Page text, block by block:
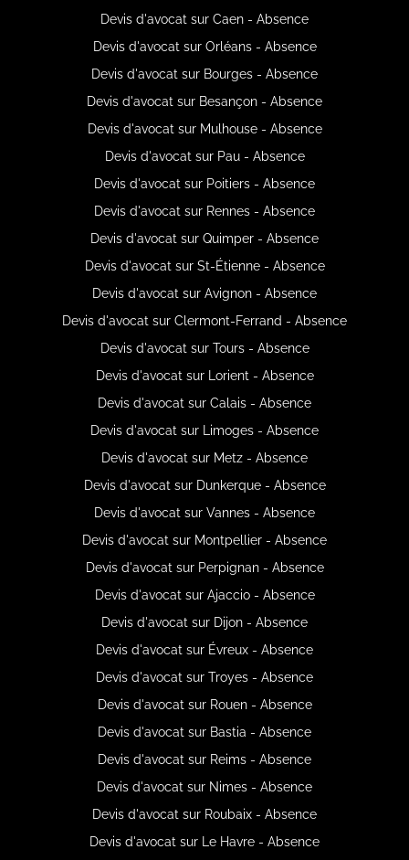
Devis d'avocat sur Caen - Absence
Devis d'avocat sur Orléans - Absence
Devis d'avocat sur Bourges - Absence
Devis d'avocat sur Besançon - Absence
Devis d'avocat sur Mulhouse - Absence
Devis d'avocat sur Pau - Absence
Devis d'avocat sur Poitiers - Absence
Devis d'avocat sur Rennes - Absence
Devis d'avocat sur Quimper - Absence
Devis d'avocat sur St-Étienne - Absence
Devis d'avocat sur Avignon - Absence
Devis d'avocat sur Clermont-Ferrand - Absence
Devis d'avocat sur Tours - Absence
Devis d'avocat sur Lorient - Absence
Devis d'avocat sur Calais - Absence
Devis d'avocat sur Limoges - Absence
Devis d'avocat sur Metz - Absence
Devis d'avocat sur Dunkerque - Absence
Devis d'avocat sur Vannes - Absence
Devis d'avocat sur Montpellier - Absence
Devis d'avocat sur Perpignan - Absence
Devis d'avocat sur Ajaccio - Absence
Devis d'avocat sur Dijon - Absence
Devis d'avocat sur Évreux - Absence
Devis d'avocat sur Troyes - Absence
Devis d'avocat sur Rouen - Absence
Devis d'avocat sur Bastia - Absence
Devis d'avocat sur Reims - Absence
Devis d'avocat sur Nimes - Absence
Devis d'avocat sur Roubaix - Absence
Devis d'avocat sur Le Havre - Absence